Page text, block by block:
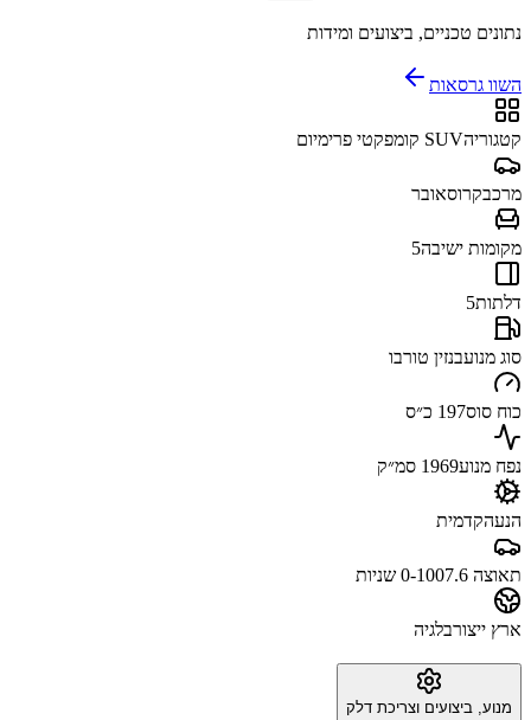
נתונים טכניים, ביצועים ומידות
השוו גרסאות
קטגוריהSUV קומפקטי פרימיום
מרכבקרוסאובר
מקומות ישיבה5
דלתות5
סוג מנועבנזין טורבו
כוח סוס197 כ״ס
נפח מנוע1969 סמ״ק
הנעהקדמית
תאוצה 0-100 7.6 שניות
ארץ ייצורבלגיה
מנוע, ביצועים וצריכת דלק